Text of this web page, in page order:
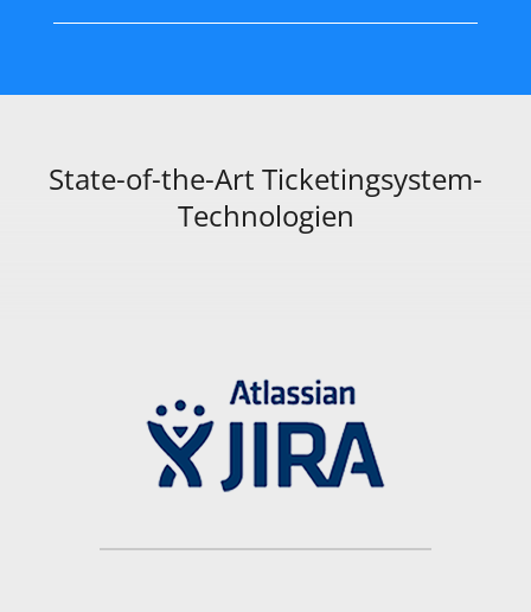
State-of-the-Art Ticketingsystem-
Technologien